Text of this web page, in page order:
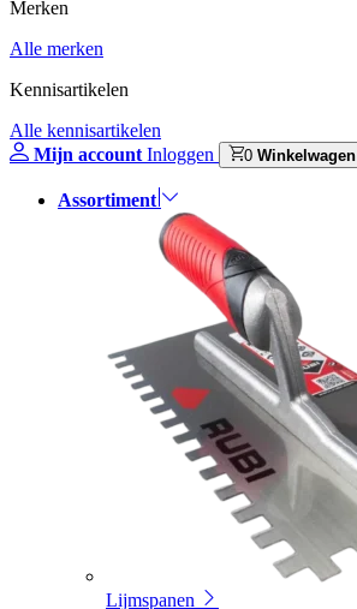
Merken
Alle merken
Kennisartikelen
Alle kennisartikelen
Mijn account Inloggen 0 Winkelwagen
Assortiment
Lijmspanen